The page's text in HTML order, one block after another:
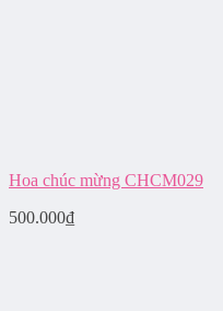
Hoa chúc mừng CHCM029
500.000₫